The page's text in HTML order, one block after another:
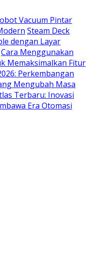
Vacuum Pintar
Steam Deck
dengan Layar
Cara Menggunakan
Memaksimalkan Fitur
Perkembangan
Mengubah Masa
Terbaru: Inovasi
Era Otomasi